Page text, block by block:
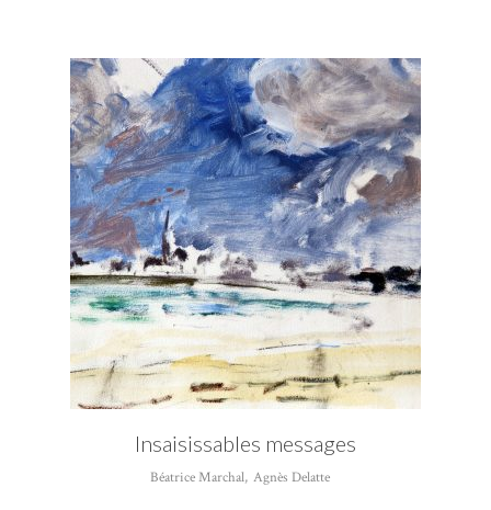
Insaisissables messages
Béatrice Marchal, Agnès Delatte